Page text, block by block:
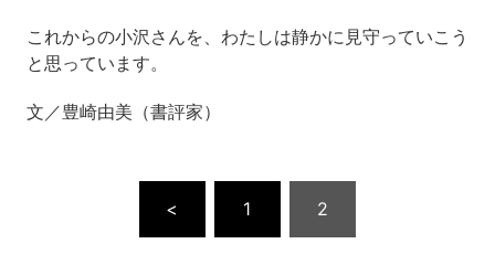
これからの小沢さんを、わたしは静かに見守っていこう
と思っています。
文／豊崎由美（書評家）
< 1 2